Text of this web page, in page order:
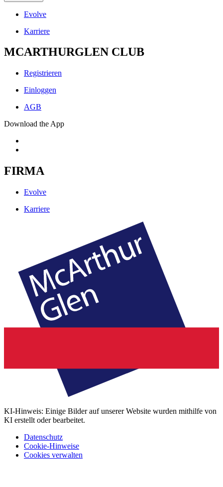
Evolve
Karriere
MCARTHURGLEN CLUB
Registrieren
Einloggen
AGB
Download the App
FIRMA
Evolve
Karriere
KI-Hinweis: Einige Bilder auf unserer Website wurden mithilfe von
KI erstellt oder bearbeitet.
Datenschutz
Cookie-Hinweise
Cookies verwalten